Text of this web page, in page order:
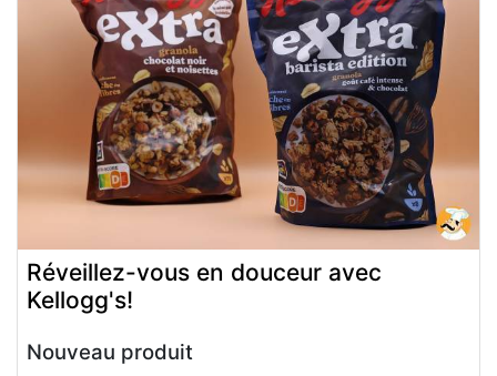
Réveillez-vous en douceur avec
Kellogg's!
Nouveau produit